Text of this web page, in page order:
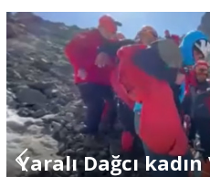
Yaralı Dağcı